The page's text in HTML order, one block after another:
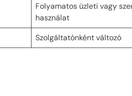
Folyamatos üzleti vagy
használat
Szolgáltatónként változó